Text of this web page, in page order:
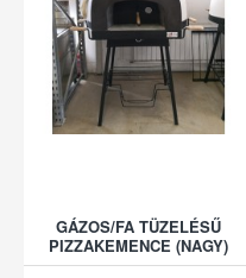
GÁZOS/FA TÜZELÉSŰ
PIZZAKEMENCE (NAGY)